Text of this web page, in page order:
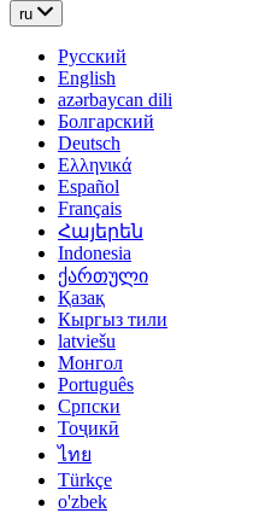
ru
Русский
English
azərbaycan dili
Болгарский
Deutsch
Ελληνικά
Español
Français
Հայերեն
Indonesia
ქართული
Қазақ
Кыргыз тили
latviešu
Монгол
Português
Српски
Тоҷикӣ
ไทย
Türkçe
o'zbek